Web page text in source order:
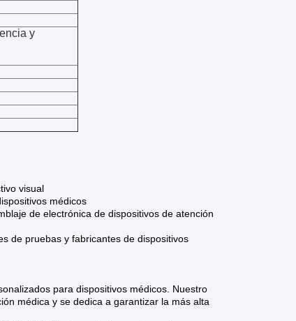
y
visual
médicos
de electrónica de dispositivos de atención
de pruebas y fabricantes de dispositivos
para dispositivos médicos. Nuestro
médica y se dedica a garantizar la más alta